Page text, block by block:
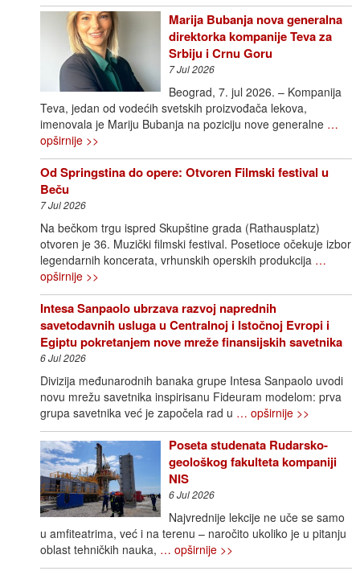
Marija Bubanja nova generalna
direktorka kompanije Teva za
Srbiju i Crnu Goru
7 Jul 2026
Beograd, 7. jul 2026. – Kompanija
Teva, jedan od vodećih svetskih proizvođača lekova,
imenovala je Mariju Bubanja na poziciju nove generalne …
opširnije >>
Od Springstina do opere: Otvoren Filmski festival u
Beču
7 Jul 2026
Na bečkom trgu ispred Skupštine grada (Rathausplatz)
otvoren je 36. Muzički filmski festival. Posetioce očekuje izbor
legendarnih koncerata, vrhunskih operskih produkcija …
opširnije >>
Intesa Sanpaolo ubrzava razvoj naprednih
savetodavnih usluga u Centralnoj i Istočnoj Evropi i
Egiptu pokretanjem nove mreže finansijskih savetnika
6 Jul 2026
Divizija međunarodnih banaka grupe Intesa Sanpaolo uvodi
novu mrežu savetnika inspirisanu Fideuram modelom: prva
grupa savetnika već je započela rad u … opširnije >>
Poseta studenata Rudarsko-
geološkog fakulteta kompaniji
NIS
6 Jul 2026
Najvrednije lekcije ne uče se samo
u amfiteatrima, već i na terenu – naročito ukoliko je u pitanju
oblast tehničkih nauka, … opširnije >>